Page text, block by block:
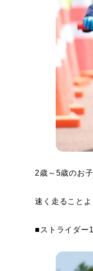
2歳～5歳のお
速く走ること
■ストライダー